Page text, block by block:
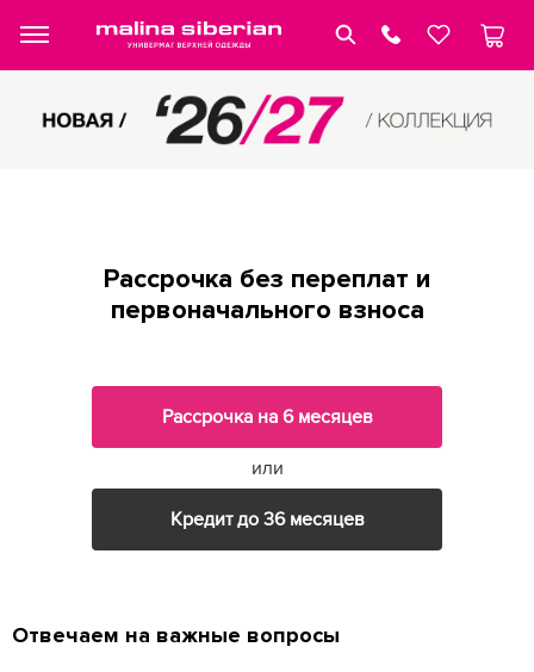
Рассрочка без переплат и
первоначального взноса
Рассрочка на 6 месяцев
или
Кредит до 36 месяцев
Отвечаем на важные вопросы